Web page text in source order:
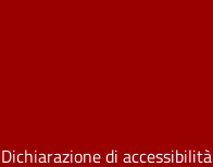
Dichiarazione di accessibilità